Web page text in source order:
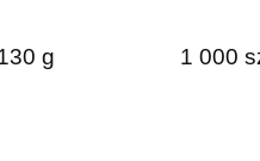
g 1 000